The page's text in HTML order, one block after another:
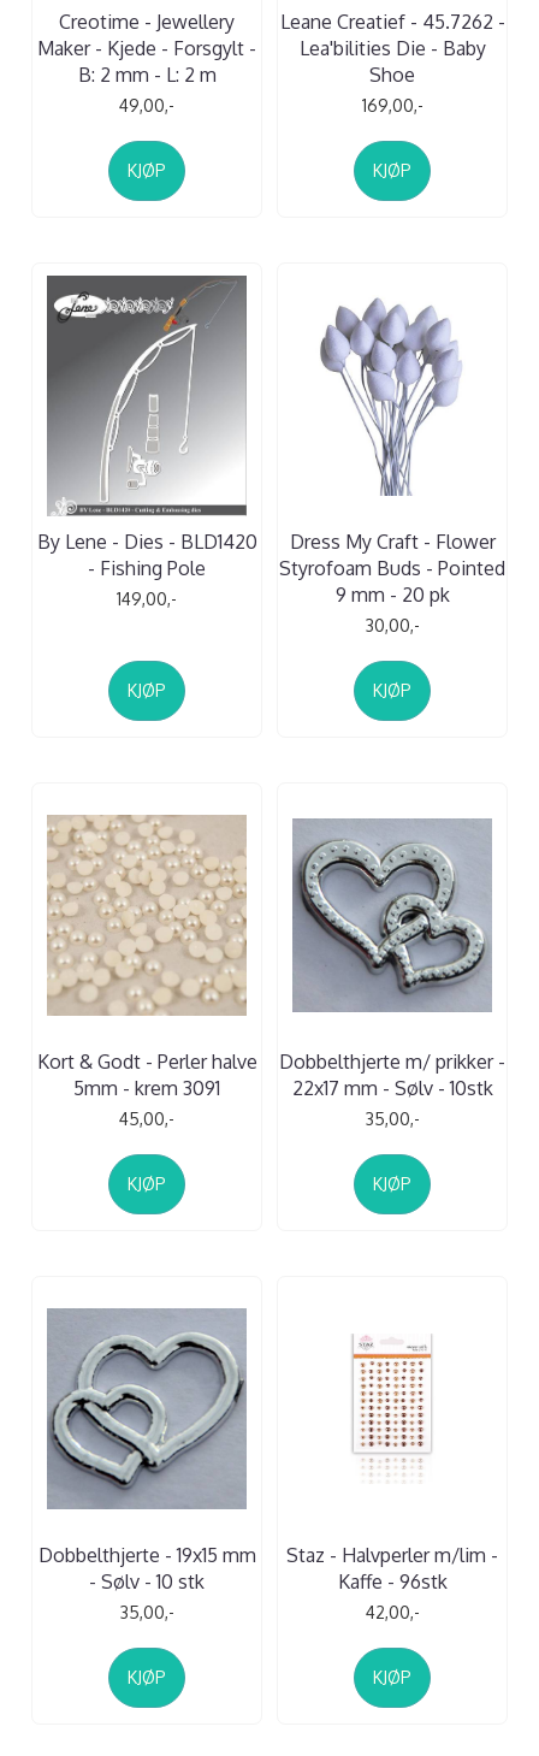
Creotime - Jewellery
Maker - Kjede - Forsgylt -
B: 2 mm - L: 2 m
49,00,-
KJØP
Leane Creatief - 45.7262 -
Lea'bilities Die - Baby
Shoe
169,00,-
KJØP
By Lene - Dies - BLD1420
- Fishing Pole
149,00,-
KJØP
Dress My Craft - Flower
Styrofoam Buds - Pointed
9 mm - 20 pk
30,00,-
KJØP
Kort & Godt - Perler halve
5mm - krem 3091
45,00,-
KJØP
Dobbelthjerte m/ prikker -
22x17 mm - Sølv - 10stk
35,00,-
KJØP
Dobbelthjerte - 19x15 mm
- Sølv - 10 stk
35,00,-
KJØP
Staz - Halvperler m/lim -
Kaffe - 96stk
42,00,-
KJØP